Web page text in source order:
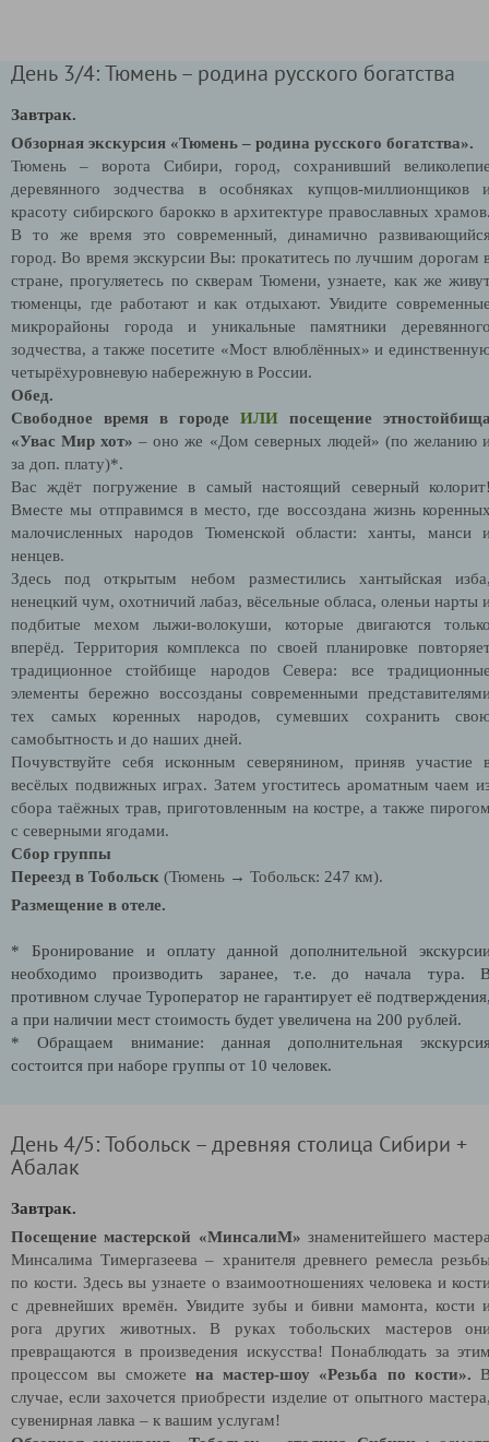
День 3/4: Тюмень – родина русского богатства
Завтрак.
Обзорная экскурсия «Тюмень – родина русского богатства».
Тюмень – ворота Сибири, город, сохранивший
деревянного зодчества в особняках купцов-миллионщиков
красоту сибирского барокко в архитектуре православных
В то же время это современный, динамично
город.Во время экскурсии Вы: прокатитесь по лучшим дорогам
стране, прогуляетесь по скверам Тюмени, узнаете, как же
тюменцы, где работают и как отдыхают. Увидите
микрорайоны города и уникальные памятники
зодчества, а также посетите «Мост влюблённых» и
четырёхуровневую набережную в России.
Обед.
Свободное время в городе ИЛИ
посещение
«Увас Мир хот» – оно же «Дом северных людей» (по желанию
за доп. плату)*.
Вас ждёт погружение в самый настоящий северный
Вместе мы отправимся в место, где воссоздана жизнь
малочисленных народов Тюменской области: ханты, манси
ненцев.
Здесь под открытым небом разместились хантыйская
ненецкий чум, охотничий лабаз, вёсельные обласа, оленьи нарты
подбитые мехом лыжи-волокуши, которые двигаются
вперёд. Территория комплекса по своей планировке
традиционное стойбище народов Севера: все
элементы бережно воссозданы современными
тех самых коренных народов, сумевших сохранить
самобытность и до наших дней.
Почувствуйте себя исконным северянином, приняв участие
весёлых подвижных играх. Затем угоститесь ароматным чаем
сбора таёжных трав, приготовленным на костре, а также
с северными ягодами.
Сбор группы
Переезд в Тобольск (Тюмень → Тобольск: 247 км).
Размещение в отеле.
* Бронирование и оплату данной дополнительной
необходимо производить заранее, т.е. до начала тура.
противном случае Туроператор не гарантирует её
а при наличии мест стоимость будет увеличена на 200 рублей.
* Обращаем внимание: данная дополнительная
состоится при наборе группы от 10 человек.
День 4/5: Тобольск – древняя столица Сибири +
Абалак
Завтрак.
Посещение мастерской «МинсалиМ» знаменитейшего
Минсалима Тимергазеева – хранителя древнего ремесла
по кости. Здесь вы узнаете о взаимоотношениях человека и
с древнейших времён. Увидите зубы и бивни мамонта, кости
рога других животных. В руках тобольских мастеров
превращаются в произведения искусства! Понаблюдать за
процессом вы сможете на мастер-шоу «Резьба по кости».
случае, если захочется приобрести изделие от опытного
сувенирная лавка – к вашим услугам!